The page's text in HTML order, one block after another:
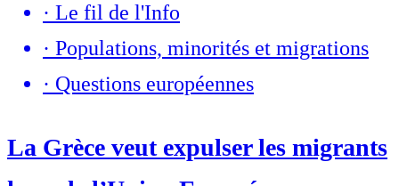
· Le fil de l'Info
· Populations, minorités et migrations
· Questions européennes
La Grèce veut expulser les migrants